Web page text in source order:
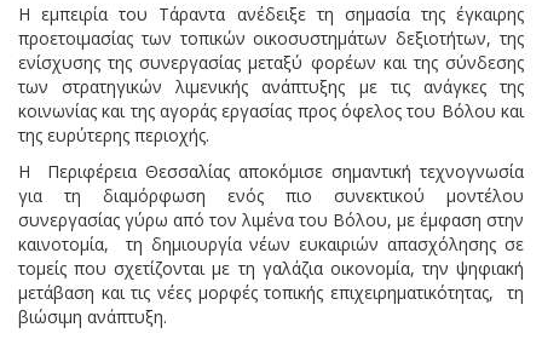
Η εμπειρία του Τάραντα ανέδειξε τη σημασία της έγκαιρης
προετοιμασίας των τοπικών οικοσυστημάτων δεξιοτήτων, της
ενίσχυσης της συνεργασίας μεταξύ φορέων και της σύνδεσης
των στρατηγικών λιμενικής ανάπτυξης με τις ανάγκες της
κοινωνίας και της αγοράς εργασίας προς όφελος του Βόλου και
της ευρύτερης περιοχής.
H Περιφέρεια Θεσσαλίας αποκόμισε σημαντική τεχνογνωσία
για τη διαμόρφωση ενός πιο συνεκτικού μοντέλου
συνεργασίας γύρω από τον λιμένα του Βόλου, με έμφαση στην
καινοτομία, τη δημιουργία νέων ευκαιριών απασχόλησης σε
τομείς που σχετίζονται με τη γαλάζια οικονομία, την ψηφιακή
μετάβαση και τις νέες μορφές τοπικής επιχειρηματικότητας, τη
βιώσιμη ανάπτυξη.